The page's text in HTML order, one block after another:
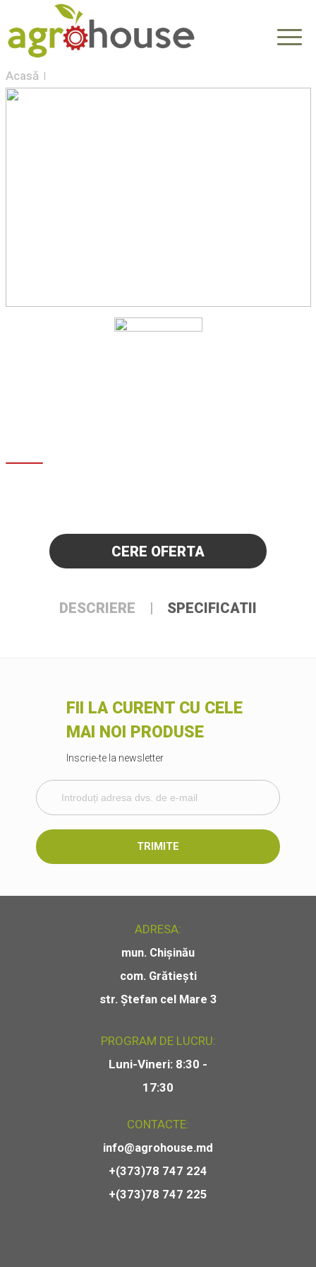
Acasă
CERE OFERTA
DESCRIERE SPECIFICATII
FII LA CURENT CU CELE
MAI NOI PRODUSE
Inscrie-te la newsletter
TRIMITE
ADRESA:
mun. Chișinău
com. Grătiești
str. Ștefan cel Mare 3
PROGRAM DE LUCRU:
Luni-Vineri: 8:30 -
17:30
CONTACTE:
info@agrohouse.md
+(373)78 747 224
+(373)78 747 225